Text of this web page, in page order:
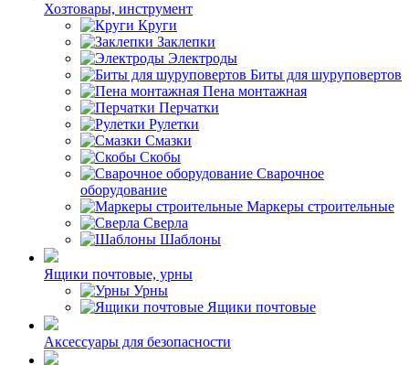
Хозтовары, инструмент
Круги
Заклепки
Электроды
Биты для шуруповертов
Пена монтажная
Перчатки
Рулетки
Смазки
Скобы
Сварочное
оборудование
Маркеры строительные
Сверла
Шаблоны
Ящики почтовые, урны
Урны
Ящики почтовые
Аксессуары для безопасности